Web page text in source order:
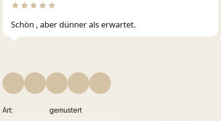
Schön , aber dünner als erwartet.
Art
gemustert